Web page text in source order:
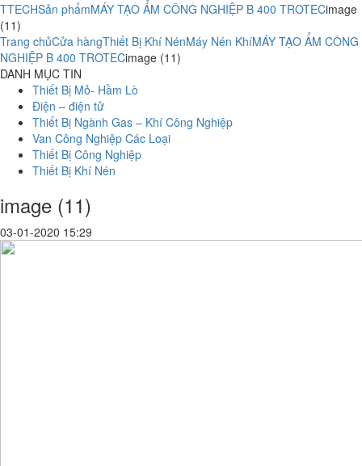
TTECHSản phẩmMÁY TẠO ẨM CÔNG NGHIỆP B 400 TROTECimage
(11)
Trang chủCửa hàngThiết Bị Khí NénMáy Nén KhíMÁY TẠO ẨM CÔNG
NGHIỆP B 400 TROTECimage (11)
DANH MỤC TIN
Thiết Bị Mỏ- Hầm Lò
Điện – điện tử
Thiết Bị Ngành Gas – Khí Công Nghiệp
Van Công Nghiệp Các Loại
Thiết Bị Công Nghiệp
Thiết Bị Khí Nén
image (11)
03-01-2020 15:29